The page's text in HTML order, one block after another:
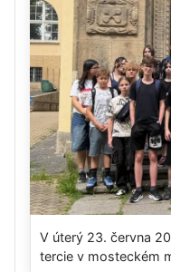
V úterý 23. června
tercie v mosteckém